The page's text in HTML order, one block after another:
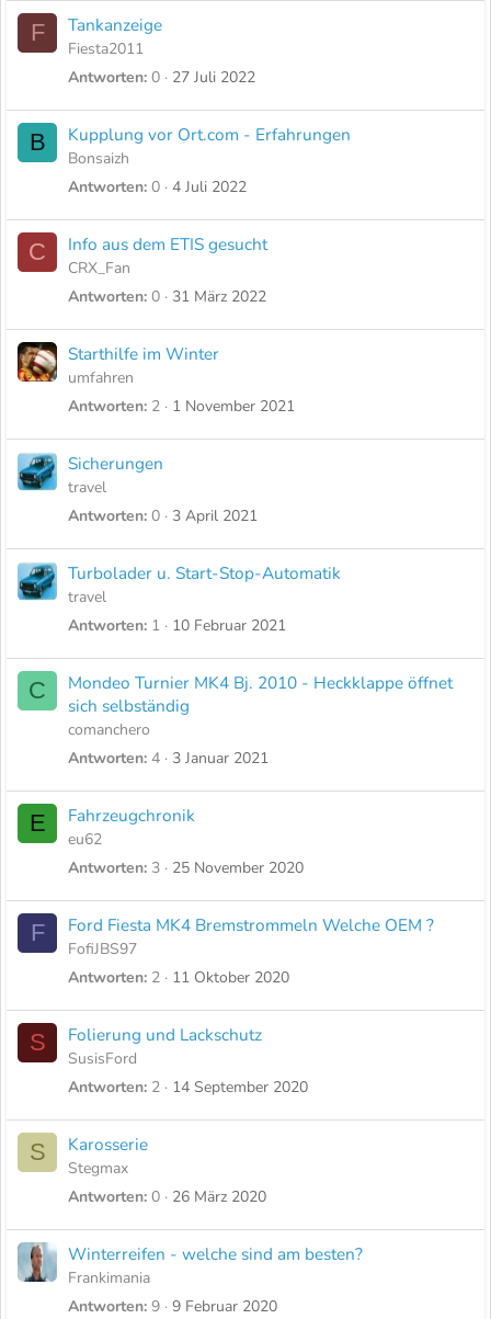
F Tankanzeige
Fiesta2011
Antworten 0 27 Juli 2022
B Kupplung vor Ort.com - Erfahrungen
Bonsaizh
Antworten 0 4 Juli 2022
C Info aus dem ETIS gesucht
CRX_Fan
Antworten 0 31 März 2022
Starthilfe im Winter
umfahren
Antworten 2 1 November 2021
Sicherungen
travel
Antworten 0 3 April 2021
Turbolader u. Start-Stop-Automatik
travel
Antworten 1 10 Februar 2021
C
Mondeo Turnier MK4 Bj. 2010 - Heckklappe öffnet
sich selbständig
comanchero
Antworten 4 3 Januar 2021
E Fahrzeugchronik
eu62
Antworten 3 25 November 2020
F Ford Fiesta MK4 Bremstrommeln Welche OEM ?
FofiJBS97
Antworten 2 11 Oktober 2020
S Folierung und Lackschutz
SusisFord
Antworten 2 14 September 2020
S Karosserie
Stegmax
Antworten 0 26 März 2020
Winterreifen - welche sind am besten?
Frankimania
Antworten 9 9 Februar 2020